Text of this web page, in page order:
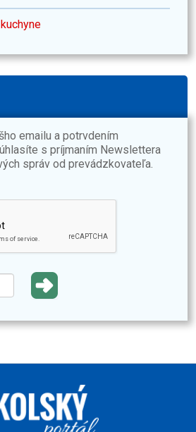
emailu a potrvdením
s príjmaním Newslettera
správ od prevádzkovateľa.